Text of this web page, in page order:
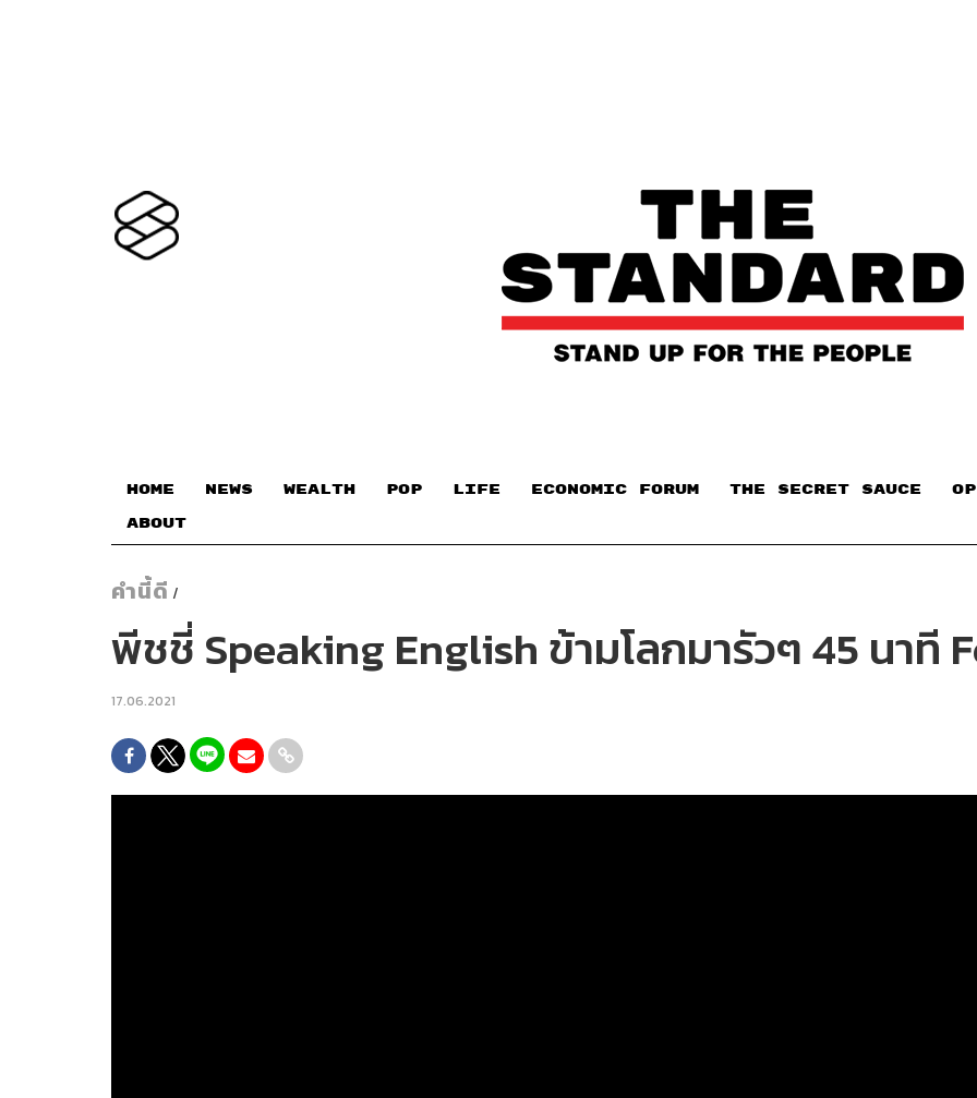
HOME NEWS WEALTH POP LIFE ECONOMIC FORUM THE SECRET SAUCE​
ABOUT
คำนี้ดี /
พีชชี่ Speaking English ข้ามโลกมารัวๆ 45 นาที
17.06.2021